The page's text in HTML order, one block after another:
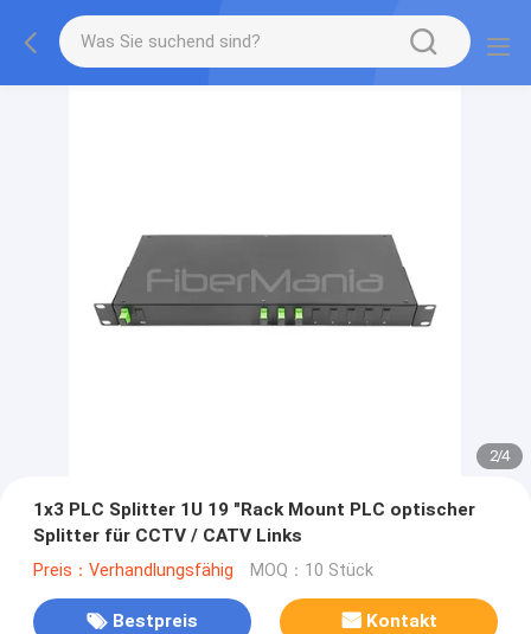
2/4
1x3 PLC Splitter 1U 19 "Rack Mount PLC optischer
Splitter für CCTV / CATV Links
Preis：Verhandlungsfähig MOQ：10 Stück
Bestpreis Kontakt